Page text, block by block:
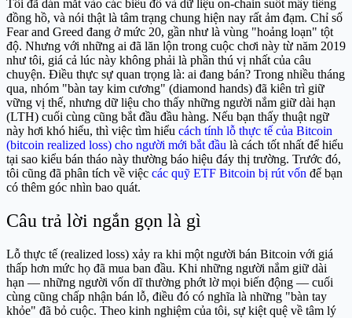
Tôi đã dán mắt vào các biểu đồ và dữ liệu on-chain suốt mấy tiếng
đồng hồ, và nói thật là tâm trạng chung hiện nay rất ảm đạm. Chỉ số
Fear and Greed đang ở mức 20, gần như là vùng "hoảng loạn" tột
độ. Nhưng với những ai đã lăn lộn trong cuộc chơi này từ năm 2019
như tôi, giá cả lúc này không phải là phần thú vị nhất của câu
chuyện. Điều thực sự quan trọng là: ai đang bán? Trong nhiều tháng
qua, nhóm "bàn tay kim cương" (diamond hands) đã kiên trì giữ
vững vị thế, nhưng dữ liệu cho thấy những người nắm giữ dài hạn
(LTH) cuối cùng cũng bắt đầu đầu hàng. Nếu bạn thấy thuật ngữ
này hơi khó hiểu, thì việc tìm hiểu cách tính lỗ thực tế của Bitcoin
(bitcoin realized loss) cho người mới bắt đầu là cách tốt nhất để hiểu
tại sao kiểu bán tháo này thường báo hiệu đáy thị trường. Trước đó,
tôi cũng đã phân tích về việc các quỹ ETF Bitcoin bị rút vốn để bạn
có thêm góc nhìn bao quát.
Câu trả lời ngắn gọn là gì
Lỗ thực tế (realized loss) xảy ra khi một người bán Bitcoin với giá
thấp hơn mức họ đã mua ban đầu. Khi những người nắm giữ dài
hạn — những người vốn dĩ thường phớt lờ mọi biến động — cuối
cùng cũng chấp nhận bán lỗ, điều đó có nghĩa là những "bàn tay
khỏe" đã bỏ cuộc. Theo kinh nghiệm của tôi, sự kiệt quệ về tâm lý